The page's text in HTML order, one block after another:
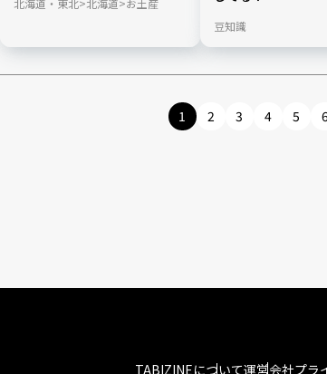
豆知識
1 2 3 4 5 6
TABIZINEについて運営会社プラ